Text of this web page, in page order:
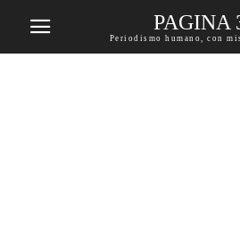
PAGINA
Periodismo humano, con